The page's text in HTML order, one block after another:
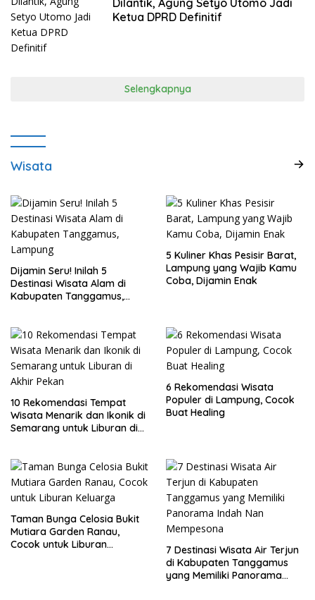
Dilantik, Agung Setyo Utomo Jadi
Ketua DPRD Definitif
Selengkapnya
Wisata
Dijamin Seru! Inilah 5
Destinasi Wisata Alam di
Kabupaten Tanggamus,
5 Kuliner Khas Pesisir Barat,
Lampung yang Wajib Kamu
Coba, Dijamin Enak
10 Rekomendasi Tempat
Wisata Menarik dan Ikonik di
Semarang untuk Liburan di
6 Rekomendasi Wisata
Populer di Lampung, Cocok
Buat Healing
Taman Bunga Celosia Bukit
Mutiara Garden Ranau,
Cocok untuk Liburan
7 Destinasi Wisata Air Terjun
di Kabupaten Tanggamus
yang Memiliki Panorama